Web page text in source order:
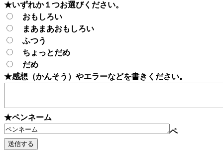
★いずれか１つお選びください。
おもしろい
まあまあおもしろい
ふつう
ちょっとだめ
だめ
★感想（かんそう）やエラーなどを書きください。
★ペンネーム
ペ